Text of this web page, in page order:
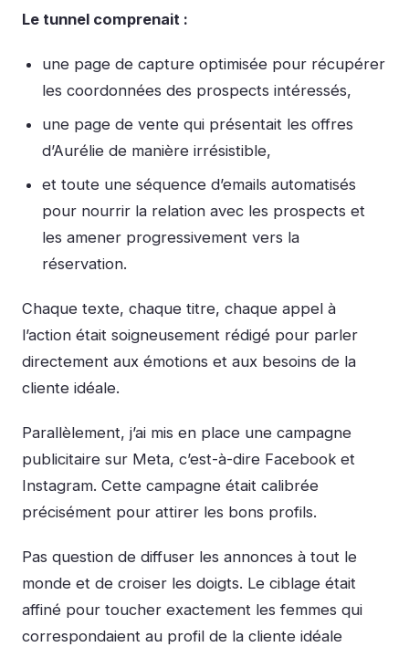
Le tunnel comprenait :
une page de capture optimisée pour récupérer
les coordonnées des prospects intéressés,
une page de vente qui présentait les offres
d’Aurélie de manière irrésistible,
et toute une séquence d’emails automatisés
pour nourrir la relation avec les prospects et
les amener progressivement vers la
réservation.
Chaque texte, chaque titre, chaque appel à
l’action était soigneusement rédigé pour parler
directement aux émotions et aux besoins de la
cliente idéale.
Parallèlement, j’ai mis en place une campagne
publicitaire sur Meta, c’est-à-dire Facebook et
Instagram. Cette campagne était calibrée
précisément pour attirer les bons profils.
Pas question de diffuser les annonces à tout le
monde et de croiser les doigts. Le ciblage était
affiné pour toucher exactement les femmes qui
correspondaient au profil de la cliente idéale